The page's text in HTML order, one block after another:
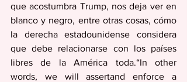
que acostumbra Trump, nos deja ver en
blanco y negro, entre otras cosas, cómo
la derecha estadounidense considera
que debe relacionarse con los países
libres de la América toda.“In other
words, we will assertand enforce a